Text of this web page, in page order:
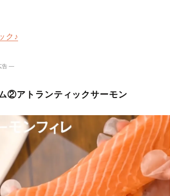
ク♪
告 ―
②アトランティックサーモン